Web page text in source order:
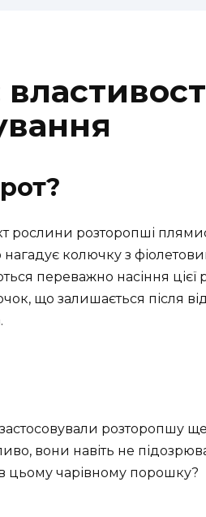
розторопші
нагадує колючку з
переважно насіння цієї
що залишається після
розторопшу
вони навіть не
цьому чарівному порошку?